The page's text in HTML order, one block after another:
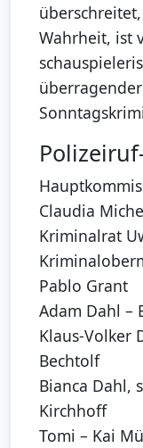
Wahrheit, ist
Claudia
Kriminalrat
Pablo Grant
Adam Dahl –
Klaus-Volker
Bechtolf
Bianca Dahl,
Kirchhoff
Tomi – Kai